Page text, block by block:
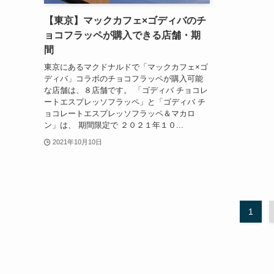
【東京】マックカフェ×ゴディバのチ
ョコフラッペが購入できる店舗・期
間
東京にあるマクドナルドで「マックカフェ×ゴ
ディバ」コラボのチョコフラッペが購入可能
な店舗は、８店舗です。 「ゴディバ チョコレ
ートエスプレッソフラッペ」と「ゴディバ チ
ョコレートエスプレッソフラッペ＆マカロ
ン」は、 期間限定で ２０２１年１０...
2021年10月10日
1